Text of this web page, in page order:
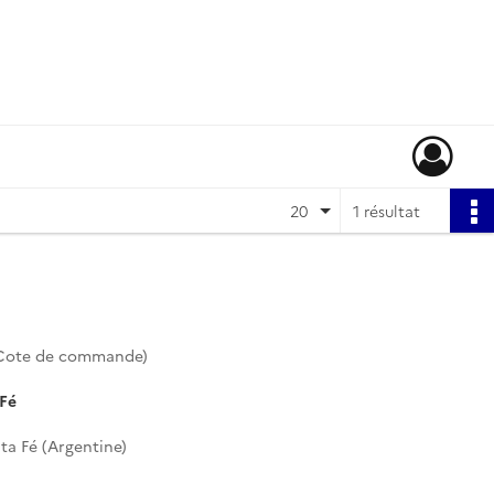
1 résultat
20
de commande)
Fé (Argentine)